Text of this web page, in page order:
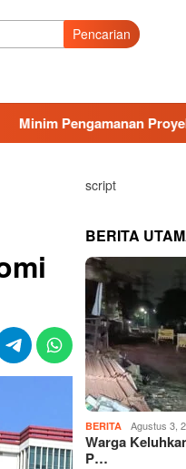
Pencarian
Proyek Saluran,
script
BERITA
BERITA Agustus 3,
Warga
P…